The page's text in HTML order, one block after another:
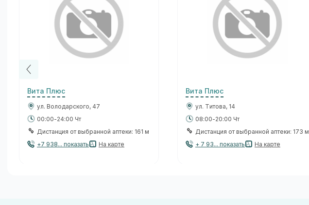
Вита Плюс
ул. Володарского, 47
00:00-24:00 Чт
Дистанция от выбранной аптеки: 161 м
+7 938... показать
На карте
Вита Плюс
ул. Титова, 14
08:00-20:00 Чт
Дистанция от выбранной аптеки: 173 м
+ 7 93... показать
На карте